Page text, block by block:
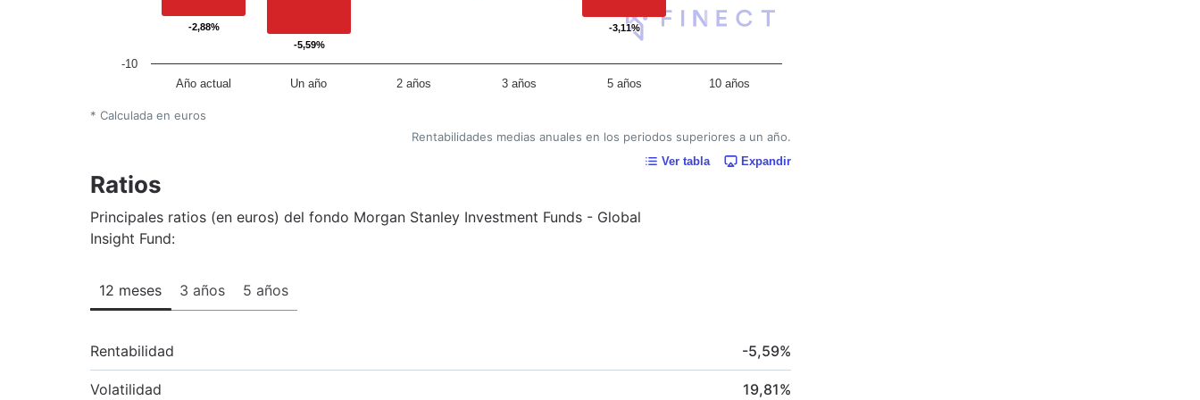
-2,88%
-2,88%
-5,59%
-5,59%
-3,11%
-3,11%
Año actual Un año 2 años 3 años 5 años 10 años
-10
* Calculada en euros
Rentabilidades medias anuales en los periodos superiores a un año.
Ver tabla Expandir
Ratios
Principales ratios (en euros) del fondo Morgan Stanley Investment Funds - Global
Insight Fund:
12 meses 3 años 5 años
Rentabilidad -5,59%
Volatilidad 19,81%